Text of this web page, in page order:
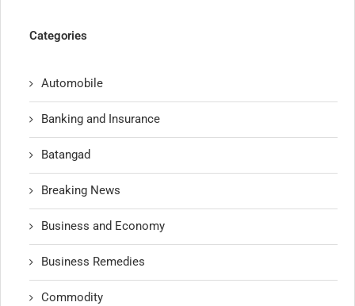
Categories
Automobile
Banking and Insurance
Batangad
Breaking News
Business and Economy
Business Remedies
Commodity